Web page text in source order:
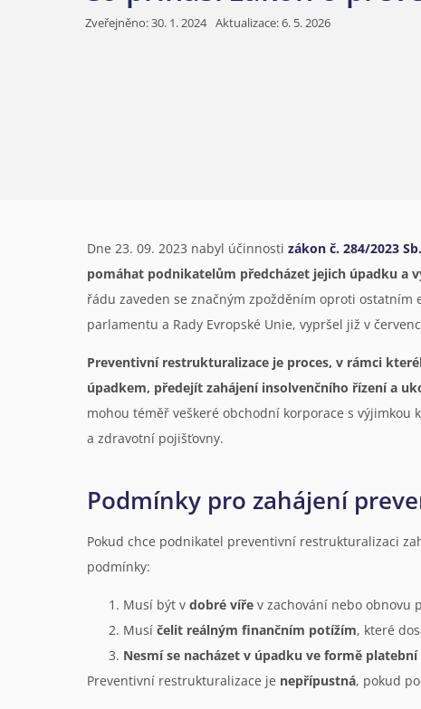
Zveřejněno:30. 1. 2024 Aktualizace: 6. 5. 2026
Dne 23. 09. 2023 nabyl účinnosti zákon č. 284/2023
pomáhat podnikatelům předcházet jejich úpadku a
řádu zaveden se značným zpožděním oproti
parlamentu a Rady Evropské Unie, vypršel již v
Preventivní restrukturalizace je proces, v rámci
úpadkem, předejít zahájení insolvenčního řízení a
mohou téměř veškeré obchodní korporace s
a zdravotní pojišťovny.
Podmínky pro zahájení
Pokud chce podnikatel preventivní restrukturalizaci
podmínky:
Musí být v dobré vířev zachování nebo obnovu
Musí čelit reálným finančním potížím, které
Nesmí se nacházet v úpadku ve formě
Preventivní restrukturalizace je nepřípustná, pokud